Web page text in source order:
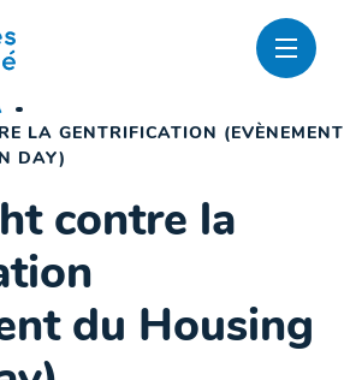
LA GENTRIFICATION (EVÈNEMENT
DAY)
contre la
du Housing